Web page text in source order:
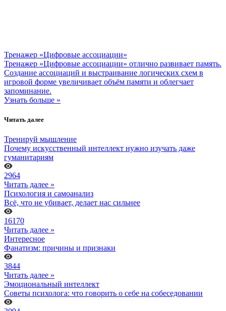
Тренажер «Цифровые ассоциации»
Тренажер «Цифровые ассоциации» отлично развивает память.
Создание ассоциаций и выстраивание логических схем в
игровой форме увеличивает объём памяти и облегчает
запоминание.
Узнать больше »
Читать далее
Тренируй мышление
Почему искусственный интеллект нужно изучать даже
гуманитариям
2964
Читать далее »
Психология и самоанализ
Всё, что не убивает, делает нас сильнее
16170
Читать далее »
Интересное
Фанатизм: причины и признаки
3844
Читать далее »
Эмоциональный интеллект
Советы психолога: что говорить о себе на собеседовании